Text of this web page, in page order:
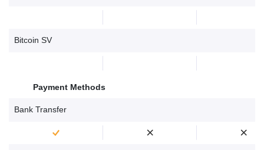
Bitcoin SV
Payment Methods
Bank Transfer